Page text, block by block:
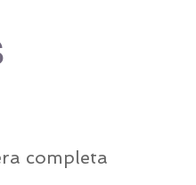
completa